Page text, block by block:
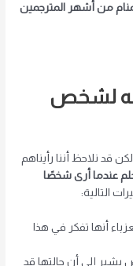
من أشهر المترجمين
لشخص
قد نلاحظ أننا رأيناهم
عندما أرى شخصًا
التالية:
أنها تفكر في هذا
يشير إلى أن حالتها قد